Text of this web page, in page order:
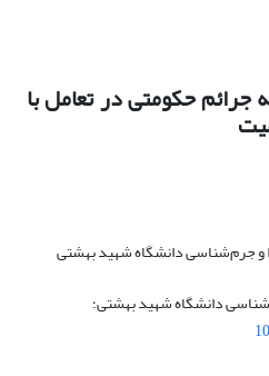
حکومتی در تعامل با
و جرم‌شناسی دانشگاه شهید بهشتی
دانشگاه شهید بهشتی؛